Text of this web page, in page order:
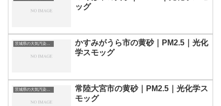
ッグ
茨城県の大気汚染・PM2.5・黄砂・エアロゾルの数値
かすみがうら市の黄砂｜PM2.5｜光化
学スモッグ
茨城県の大気汚染・PM2.5・黄砂・エアロゾルの数値
常陸大宮市の黄砂｜PM2.5｜光化学ス
モッグ